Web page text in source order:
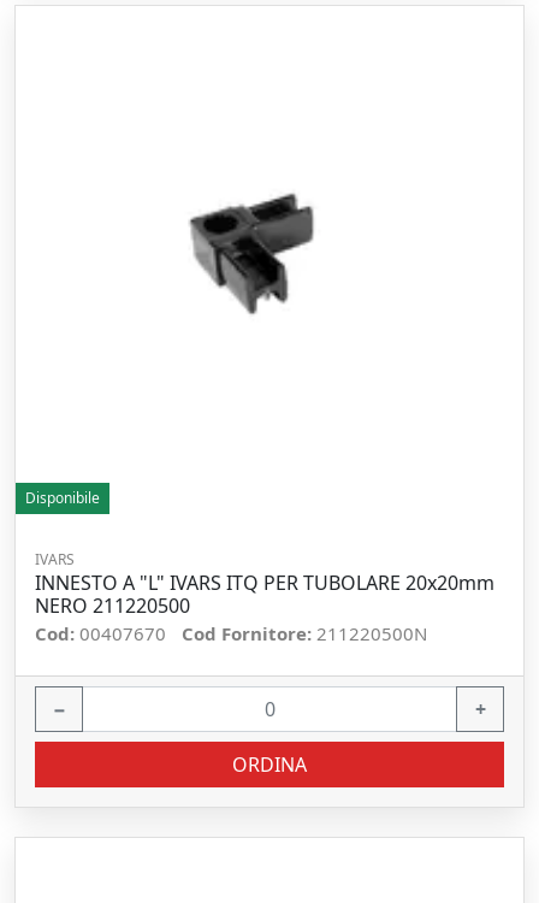
Disponibile
IVARS
INNESTO A "L" IVARS ITQ PER TUBOLARE 20x20mm
NERO 211220500
Cod: 00407670 Cod Fornitore: 211220500N
− +
ORDINA